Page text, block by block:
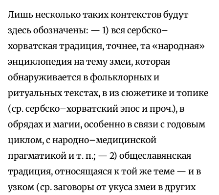
Лишь несколько таких контекстов будут
здесь обозначены: — 1) вся сербско–
хорватская традиция, точнее, та «народная»
энциклопедия на тему змеи, которая
обнаруживается в фольклорных и
ритуальных текстах, в из сюжетике и топике
(ср. сербско–хорватский эпос и проч.), в
обрядах и магии, особенно в связи с годовым
циклом, с народно–медицинской
прагматикой и т. п.; — 2) общеславянская
традиция, относящаяся к той же теме — и в
узком (ср. заговоры от укуса змеи в других